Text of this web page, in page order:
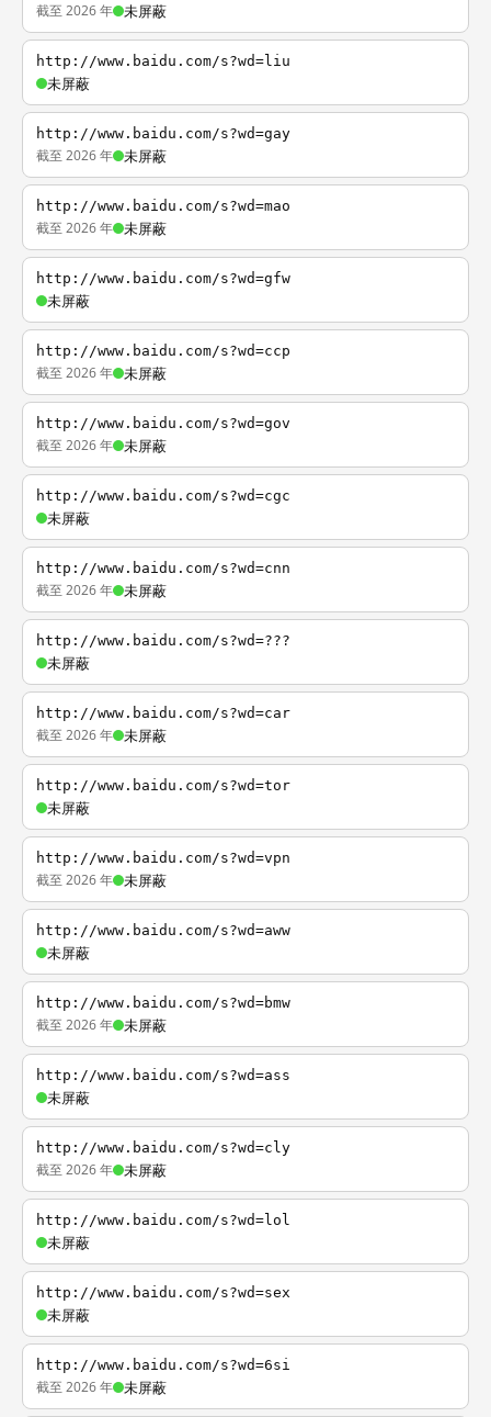
截至 2026 年 未屏蔽
http://www.baidu.com/s?wd=liu
未屏蔽
http://www.baidu.com/s?wd=gay
截至 2026 年 未屏蔽
http://www.baidu.com/s?wd=mao
截至 2026 年 未屏蔽
http://www.baidu.com/s?wd=gfw
未屏蔽
http://www.baidu.com/s?wd=ccp
截至 2026 年 未屏蔽
http://www.baidu.com/s?wd=gov
截至 2026 年 未屏蔽
http://www.baidu.com/s?wd=cgc
未屏蔽
http://www.baidu.com/s?wd=cnn
截至 2026 年 未屏蔽
http://www.baidu.com/s?wd=???
未屏蔽
http://www.baidu.com/s?wd=car
截至 2026 年 未屏蔽
http://www.baidu.com/s?wd=tor
未屏蔽
http://www.baidu.com/s?wd=vpn
截至 2026 年 未屏蔽
http://www.baidu.com/s?wd=aww
未屏蔽
http://www.baidu.com/s?wd=bmw
截至 2026 年 未屏蔽
http://www.baidu.com/s?wd=ass
未屏蔽
http://www.baidu.com/s?wd=cly
截至 2026 年 未屏蔽
http://www.baidu.com/s?wd=lol
未屏蔽
http://www.baidu.com/s?wd=sex
未屏蔽
http://www.baidu.com/s?wd=6si
截至 2026 年 未屏蔽